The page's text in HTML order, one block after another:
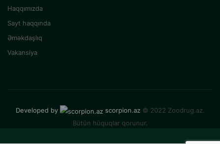
Haqqımızda
Sayt haqqında
Əməkdaşlıq
Vakansiya
Developed by scorpion.az © 2022 Zoodrug.az.
Bütün hüquqlar qorunur.